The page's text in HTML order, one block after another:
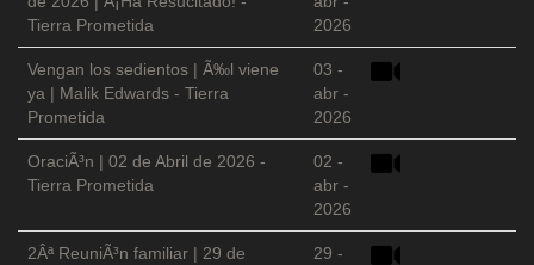
Tierra Prometida
2026
Vengan los sedientos | Ã‰l viene
ya | Malik Edwards - Tierra
Prometida
03 -
abr -
2026
OraciÃ³n | 02 de Abril de 2026 -
Tierra Prometida
02 -
abr -
2026
2Âª ReuniÃ³n familiar | 29 de
29 -